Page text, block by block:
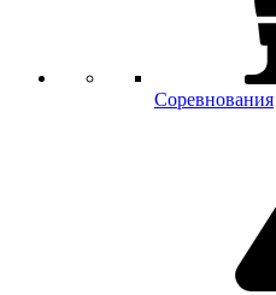
Соревнования